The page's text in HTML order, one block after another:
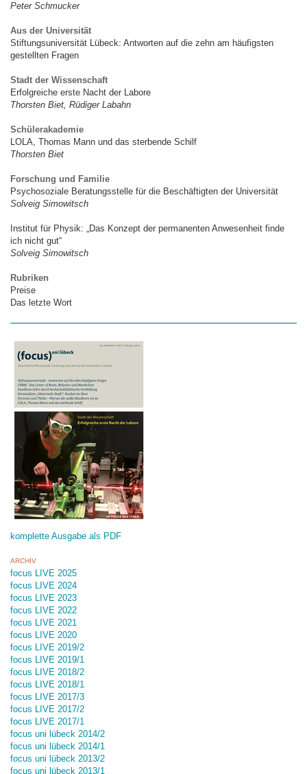
Peter Schmucker
Aus der Universität
Stiftungsuniversität Lübeck: Antworten auf die zehn am häufigsten
gestellten Fragen
Stadt der Wissenschaft
Erfolgreiche erste Nacht der Labore
Thorsten Biet, Rüdiger Labahn
Schülerakademie
LOLA, Thomas Mann und das sterbende Schilf
Thorsten Biet
Forschung und Familie
Psychosoziale Beratungsstelle für die Beschäftigten der Universität
Solveig Simowitsch
Institut für Physik: „Das Konzept der permanenten Anwesenheit finde
ich nicht gut“
Solveig Simowitsch
Rubriken
Preise
Das letzte Wort
komplette Ausgabe als PDF
ARCHIV
focus LIVE 2025
focus LIVE 2024
focus LIVE 2023
focus LIVE 2022
focus LIVE 2021
focus LIVE 2020
focus LIVE 2019/2
focus LIVE 2019/1
focus LIVE 2018/2
focus LIVE 2018/1
focus LIVE 2017/3
focus LIVE 2017/2
focus LIVE 2017/1
focus uni lübeck 2014/2
focus uni lübeck 2014/1
focus uni lübeck 2013/2
focus uni lübeck 2013/1